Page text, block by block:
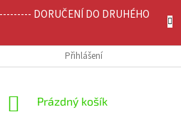
DORUČENÍ DO DRUHÉHO
Přihlášení
NÁKUPNÍ
Prázdný košík